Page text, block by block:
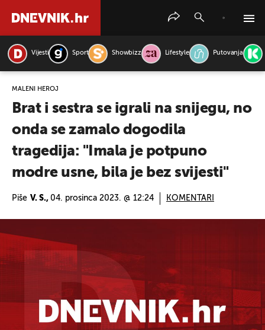
Vijesti Sport Showbizz Lifestyle Putovanja
MALENI HEROJ
Brat i sestra se igrali na snijegu, no
onda se zamalo dogodila
tragedija: "Imala je potpuno
modre usne, bila je bez svijesti"
Piše V. S., 04. prosinca 2023. @ 12:24 KOMENTARI
PRETRAŽITE VIJESTI